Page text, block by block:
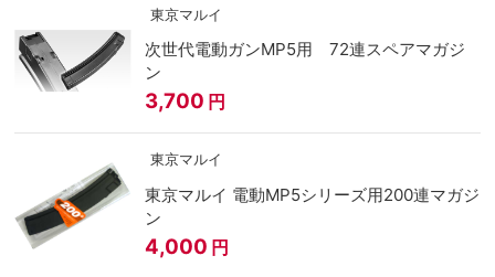
東京マルイ
次世代電動ガンMP5用 72連スペアマガジ
ン
3,700 円
東京マルイ
東京マルイ 電動MP5シリーズ用200連マガジ
ン
4,000 円